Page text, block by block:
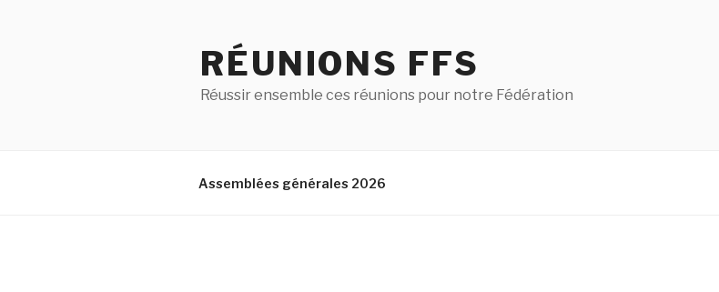
RÉUNIONS FFS
Réussir ensemble ces réunions pour notre Fédération
Assemblées générales 2026